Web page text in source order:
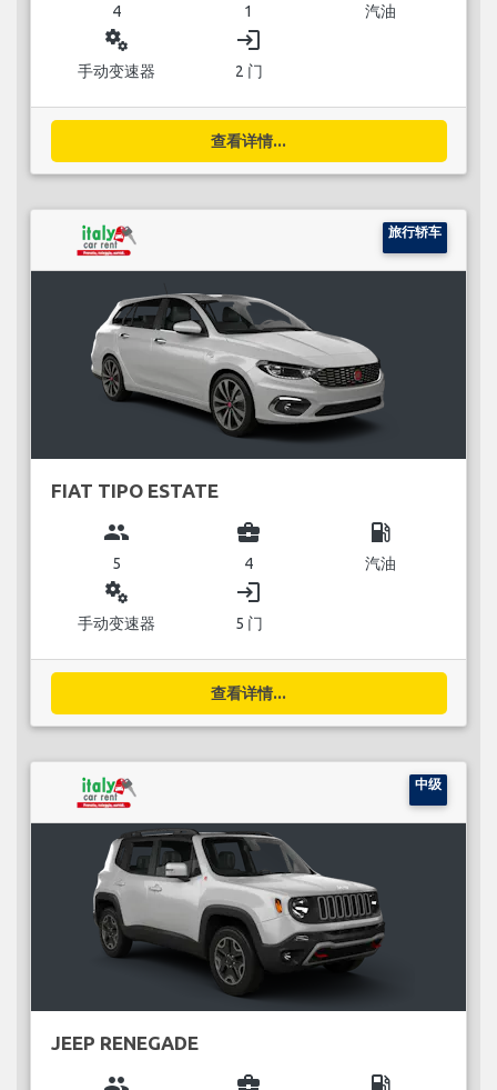
4 1 汽油
miscellaneous_services
手动变速器
login
2 门
查看详情...
旅行轿车
FIAT TIPO ESTATE
group
5
business_center
4
local_gas_station
汽油
miscellaneous_services
手动变速器
login
5 门
查看详情...
中级
JEEP RENEGADE
group business_center local_gas_station